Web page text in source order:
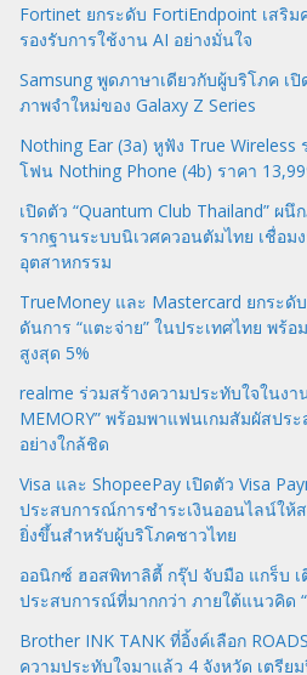
Fortinet ยกระดับ FortiEndpoint เสริ
รองรับการใช้งาน AI อย่างมั่นใจ
Samsung พูดภาษาเดียวกับผู้บริโภค เ
ภาพจำใหม่ของ Galaxy Z Series
Nothing Ear (3a) หูฟัง True
โฟน Nothing Phone (4b) ราคา
เปิดตัว “Quantum Club Thailand” ผ
รากฐานระบบนิเวศควอนตัมไทย เชื่อม
อุตสาหกรรม
TrueMoney และ Mastercard ยกระดั
ดันการ “แตะจ่าย” ในประเทศไทย พร้
สูงสุด 5%
realme ร่วมสร้างความประทับใจในงา
MEMORY” พร้อมพาแฟนเกมสัมผัสปร
อย่างใกล้ชิด
Visa และ ShopeePay เปิดตัว Visa
ประสบการณ์การชำระเงินออนไลน์ให้
ยิ่งขึ้นสำหรับผู้บริโภคชาวไทย
ออนิกซ์ ฮอสพิทาลิตี้ กรุ๊ป จับมือ แกร็บ เ
ประสบการณ์ที่มากกว่า ภายใต้แนวคิด
Brother INK TANK ที่อิ้งค์เลือก
ความประทับใจมาแล้ว 4 จังหวัด เตรี